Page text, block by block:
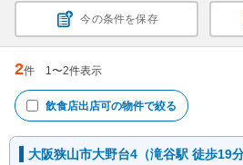
今の条件を保存
2件 1〜2件表示
飲食店出店可の物件で絞る
大阪狭山市大野台4（滝谷駅 徒歩19